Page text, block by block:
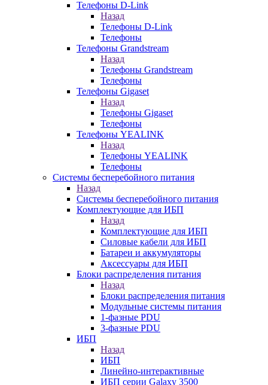
Телефоны D-Link
Назад
Телефоны D-Link
Телефоны
Телефоны Grandstream
Назад
Телефоны Grandstream
Телефоны
Телефоны Gigaset
Назад
Телефоны Gigaset
Телефоны
Телефоны YEALINK
Назад
Телефоны YEALINK
Телефоны
Системы бесперебойного питания
Назад
Системы бесперебойного питания
Комплектующие для ИБП
Назад
Комплектующие для ИБП
Силовые кабели для ИБП
Батареи и аккумуляторы
Аксессуары для ИБП
Блоки распределения питания
Назад
Блоки распределения питания
Модульные системы питания
1-фазные PDU
3-фазные PDU
ИБП
Назад
ИБП
Линейно-интерактивные
ИБП серии Galaxy 3500